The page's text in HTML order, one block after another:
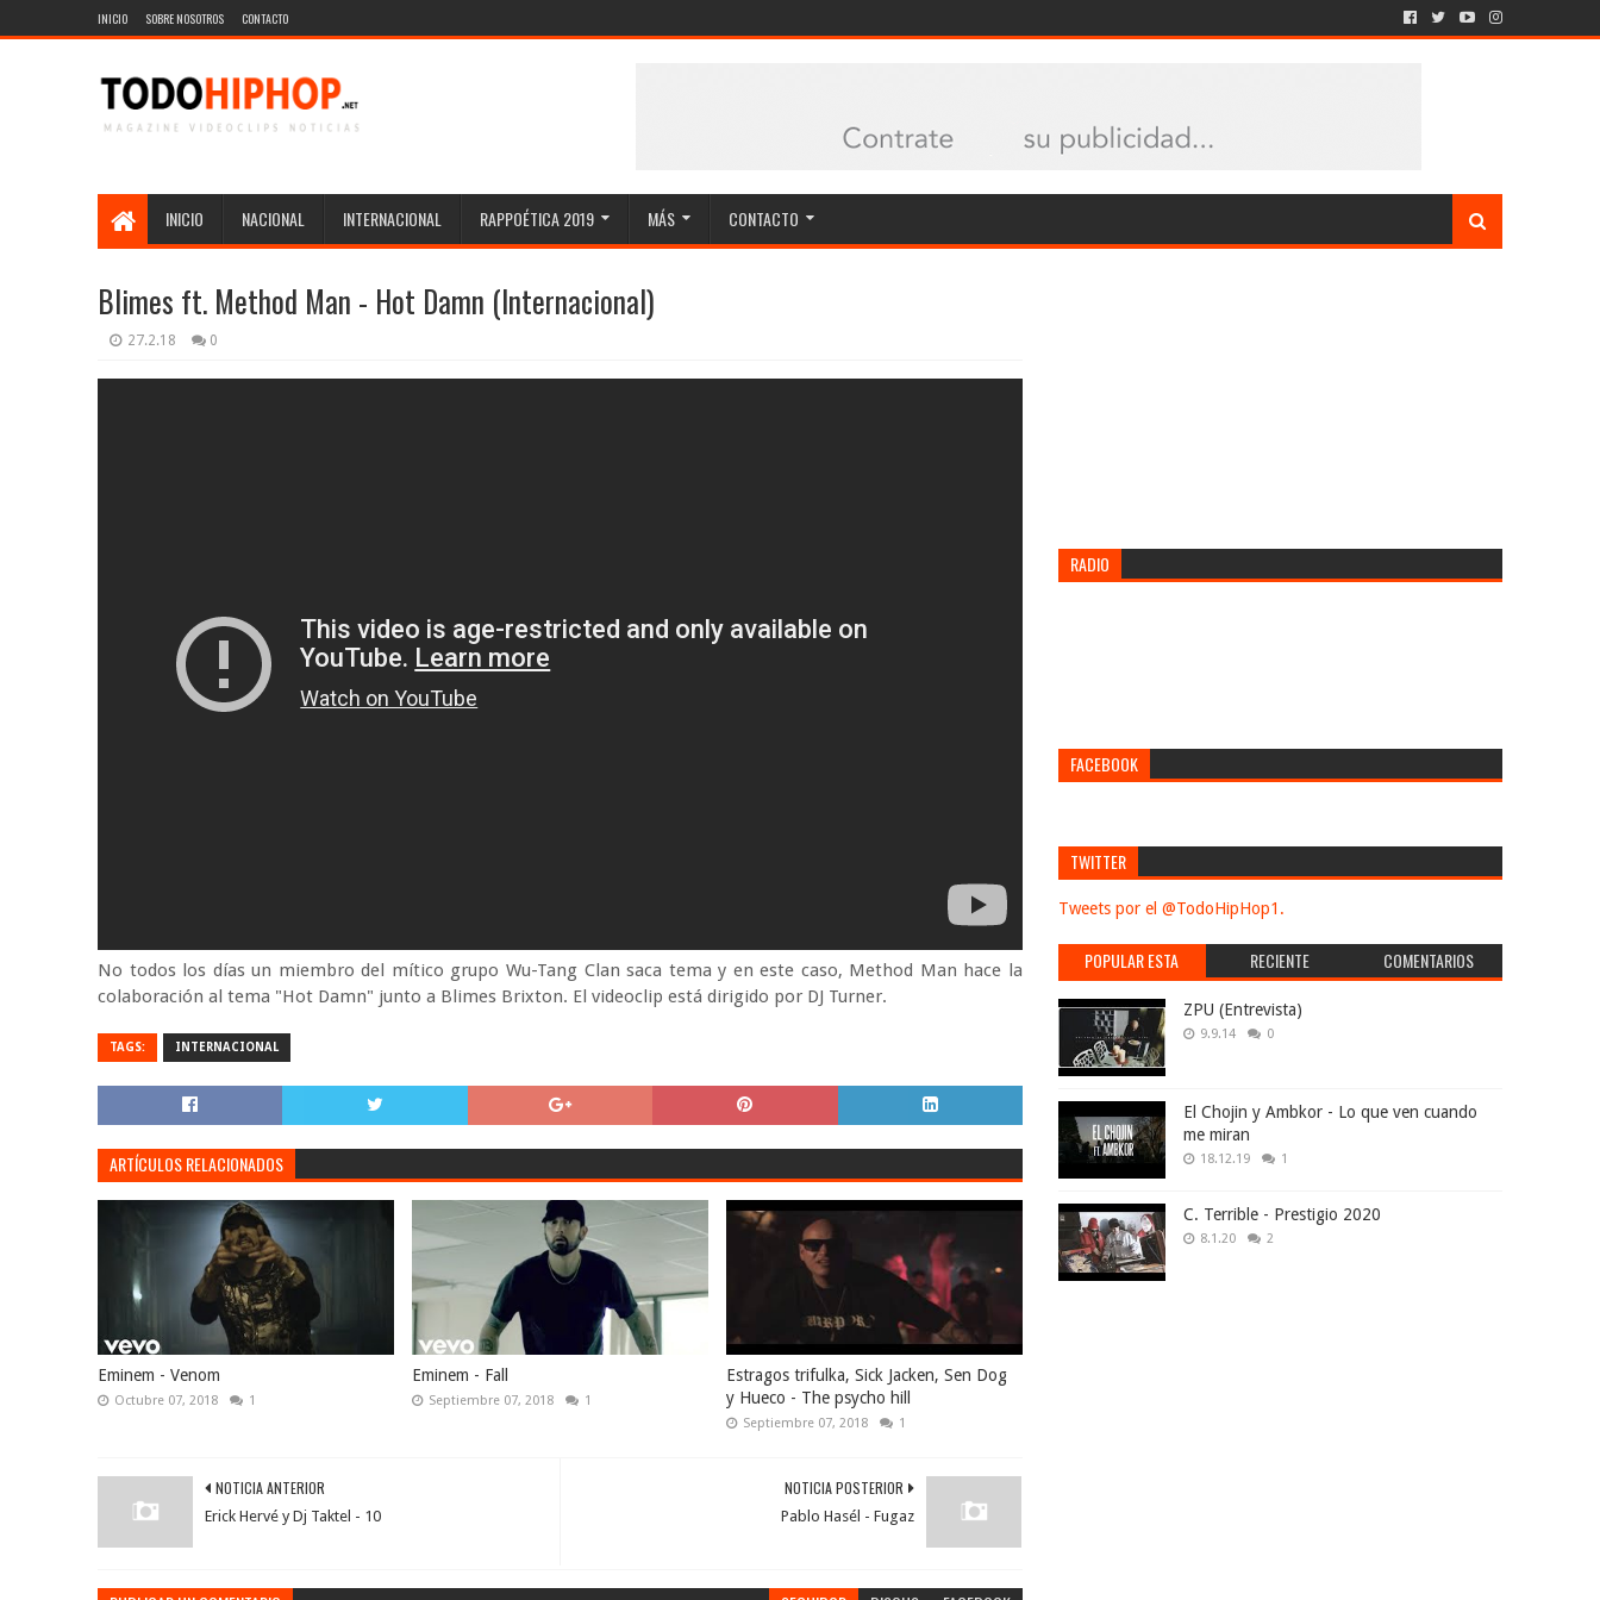
INICIO SOBRE NOSOTROS CONTACTO
INICIO NACIONAL INTERNACIONAL RAPPOÉTICA 2019 MÁS CONTACTO
Blimes ft. Method Man - Hot Damn (Internacional)
27.2.18 0
No todos los días un miembro del mítico grupo Wu-Tang Clan saca tema y en este caso, Method Man hace la
colaboración al tema "Hot Damn" junto a Blimes Brixton. El videoclip está dirigido por DJ Turner.
TAGS: INTERNACIONAL
ARTÍCULOS RELACIONADOS
Eminem - Venom
Octubre 07, 2018 1
Eminem - Fall
Septiembre 07, 2018 1
Estragos trifulka, Sick Jacken, Sen Dog
y Hueco - The psycho hill
Septiembre 07, 2018 1
NOTICIA POSTERIOR
Pablo Hasél - Fugaz
NOTICIA ANTERIOR
Erick Hervé y Dj Taktel - 10
RADIO
FACEBOOK
TWITTER
Tweets por el @TodoHipHop1.
POPULAR ESTA
SEMANA
RECIENTE COMENTARIOS
ZPU (Entrevista)
9.9.14 0
El Chojin y Ambkor - Lo que ven cuando
me miran
18.12.19 1
C. Terrible - Prestigio 2020
8.1.20 2